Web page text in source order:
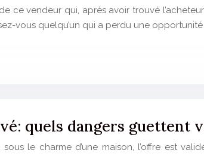
ce vendeur qui, après avoir trouvé
vous quelqu’un qui a perdu une opportunité
quels dangers
le charme d’une maison, l’offre est